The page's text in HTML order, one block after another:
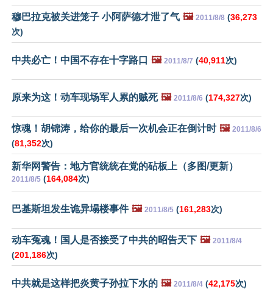
穆巴拉克被关进笼子 小阿萨德才泄了气 🖼️ 2011/8/8 (36,273
次)
中共必亡！中国不存在十字路口 🖼️ 2011/8/7 (40,911次)
原来为这！动车现场军人累的贼死 🖼️ 2011/8/6 (174,327次)
惊魂！胡锦涛，给你的最后一次机会正在倒计时 🖼️ 2011/8/6
(81,352次)
新华网警告：地方官统统在党的砧板上（多图/更新）
2011/8/5 (164,084次)
巴基斯坦发生诡异塌楼事件 🖼️ 2011/8/5 (161,283次)
动车冤魂！国人是否接受了中共的昭告天下 🖼️ 2011/8/4
(201,186次)
中共就是这样把炎黄子孙拉下水的 🖼️ 2011/8/4 (42,175次)